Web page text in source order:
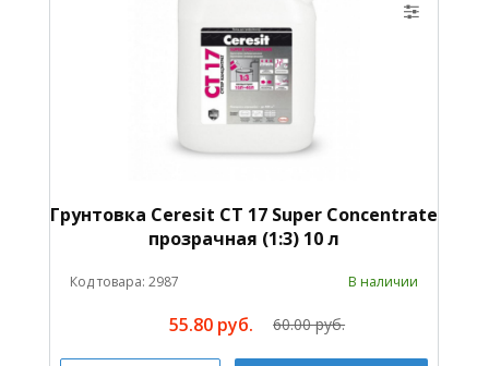
Грунтовка Ceresit CT 17 Super Concentrate
прозрачная (1:3) 10 л
Код товара: 2987 В наличии
55.80 руб. 60.00 руб.